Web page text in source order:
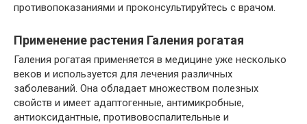
противопоказаниями и проконсультируйтесь с врачом.
Применение растения Галения рогатая
Галения рогатая применяется в медицине уже несколько
веков и используется для лечения различных
заболеваний. Она обладает множеством полезных
свойств и имеет адаптогенные, антимикробные,
антиоксидантные, противовоспалительные и